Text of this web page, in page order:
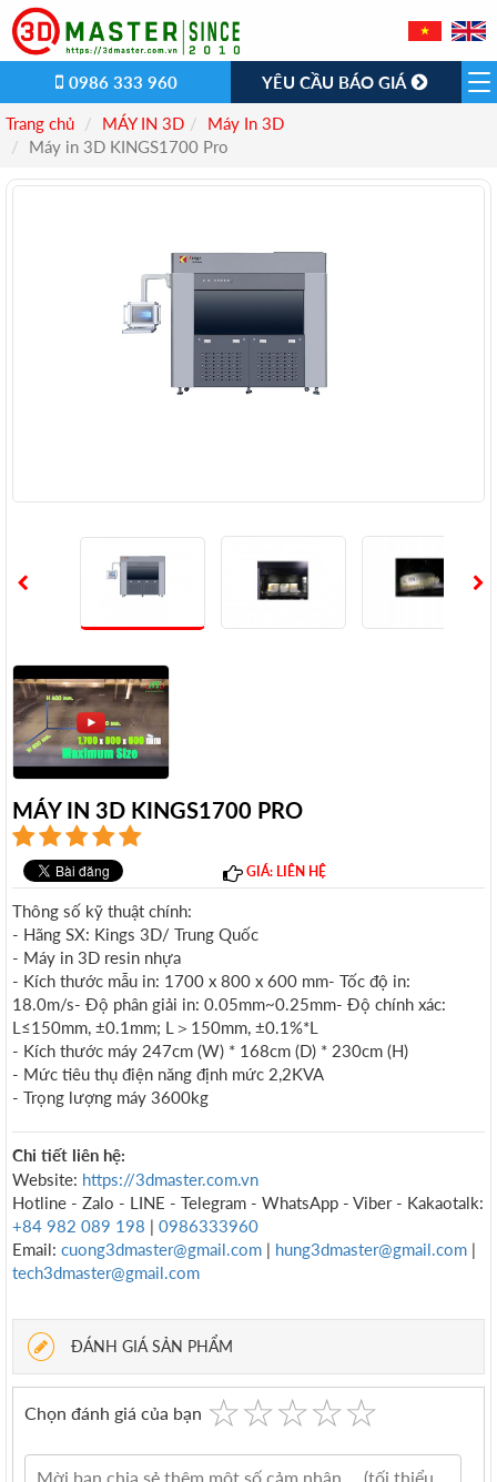
0986 333 960 YÊU CẦU BÁO GIÁ
Trang chủ MÁY IN 3D
Máy In 3D
Máy in 3D KINGS1700 Pro
MÁY IN 3D KINGS1700 PRO
GIÁ: LIÊN HỆ
Thông số kỹ thuật chính:
- Hãng SX: Kings 3D/ Trung Quốc
- Máy in 3D resin nhựa
- Kích thước mẫu in: 1700 x 800 x 600 mm- Tốc độ in:
18.0m/s- Độ phân giải in: 0.05mm~0.25mm- Độ chính xác:
L≤150mm, ±0.1mm; L＞150mm, ±0.1%*L
- Kích thước máy 247cm (W) * 168cm (D) * 230cm (H)
- Mức tiêu thụ điện năng định mức 2,2KVA
- Trọng lượng máy 3600kg
Chi tiết liên hệ:
Website: https://3dmaster.com.vn
Hotline - Zalo - LINE - Telegram - WhatsApp - Viber - Kakaotalk:
+84 982 089 198 | 0986333960
Email: cuong3dmaster@gmail.com | hung3dmaster@gmail.com |
tech3dmaster@gmail.com
ĐÁNH GIÁ SẢN PHẨM
Chọn đánh giá của bạn ☆☆☆☆☆
★★★★★